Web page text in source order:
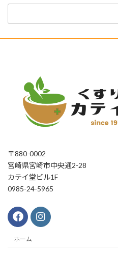
〒880-0002
宮崎県宮崎市中央通2-28
カテイ堂ビル1F
0985-24-5965
ホーム